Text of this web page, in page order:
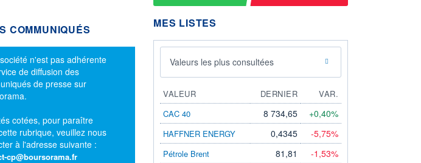
COMMUNIQUÉS
d'information
n'est pas adhérente
de diffusion des
de presse sur
cotées, pour paraître
rubrique, veuillez nous
à l'adresse suivante :
cp@boursorama.fr
MES LISTES
Valeurs les plus consultées
VALEUR DERNIER
VAR.
CAC 40
8 734,65 +0,40%
HAFFNER ENERGY 0,4345 -5,75%
Pétrole Brent 81,81 -1,53%